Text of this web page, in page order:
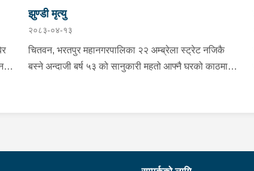
झुण्डी मृत्यु
२०८३-०४-१३
चितवन, भरतपुर महानगरपालिका २२ अम्ब्रेला स्ट्रेट नजिकै
बस्ने अन्दाजी बर्ष ५३ को सानुकारी महतो आफ्नै घरको काठमा